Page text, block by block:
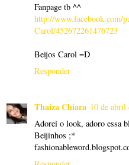
Fanpage tb ^^
http://www.facebook.com/
Carol/452672261476723
Beijos Carol =D
Responder
Thaiza Chiara 10 de abril
Adorei o look, adoro essa
Beijinhos ;*